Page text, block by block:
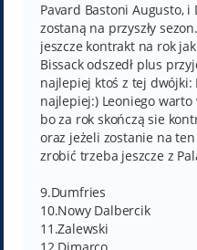
Pavard Bastoni Augusto,
zostaną na przyszły
jeszcze kontrakt na rok
Bissack odszedł plus
najlepiej ktoś z tej
najlepiej:) Leoniego
bo za rok skończą sie
oraz jeżeli zostanie na
zrobić trzeba jeszcze z
9.Dumfries
10.Nowy Dalbercik
11.Zalewski